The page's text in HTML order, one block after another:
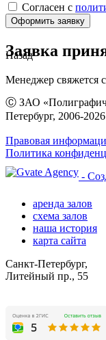
Согласен с
Оформить заявку
Заявка
Менеджер свяжется
Назад
Ⓒ ЗАО
Петербург, 2006-2026
Правовая
Политика
-
аренда залов
схема залов
наша история
карта сайта
Санкт-Петербург,
Литейный пр., 55